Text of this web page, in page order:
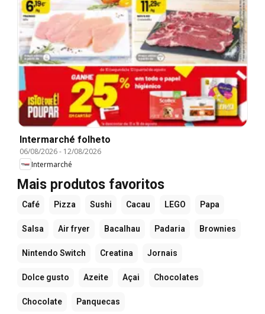
Intermarché folheto
06/08/2026- 12/08/2026
Intermarché
Mais produtos favoritos
Café Pizza Sushi Cacau LEGO Papa
Salsa Air fryer Bacalhau Padaria Brownies
Nintendo Switch Creatina Jornais
Dolce gusto Azeite Açai Chocolates
Chocolate Panquecas